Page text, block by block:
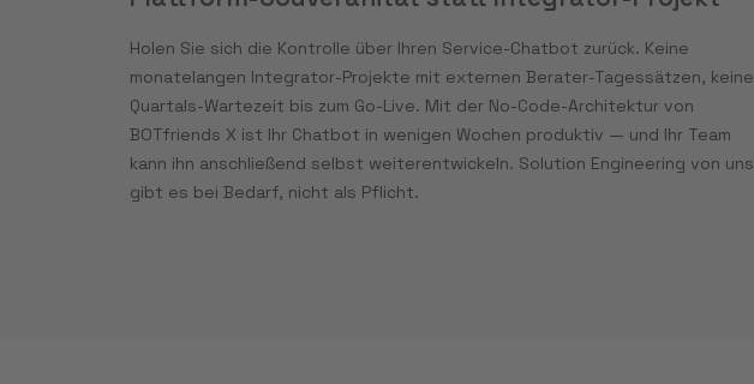
Holen Sie sich die Kontrolle über Ihren Service-Chatbot zurück. Keine
monatelangen Integrator-Projekte mit externen Berater-Tagessätzen, keine
Quartals-Wartezeit bis zum Go-Live. Mit der No-Code-Architektur von
BOTfriends X ist Ihr Chatbot in wenigen Wochen produktiv — und Ihr Team
kann ihn anschließend selbst weiterentwickeln. Solution Engineering von uns
gibt es bei Bedarf, nicht als Pflicht.